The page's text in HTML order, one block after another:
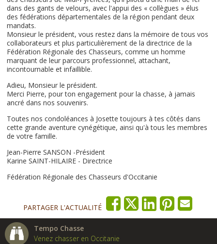
dans des gants de velours, avec l'appui des « collègues » élus
des fédérations départementales de la région pendant deux
mandats.
Monsieur le président, vous restez dans la mémoire de tous vos
collaborateurs et plus particulièrement de la directrice de la
Fédération Régionale des Chasseurs, comme un homme
marquant de leur parcours professionnel, attachant,
incontournable et infaillible.
Adieu, Monsieur le président.
Merci Pierre, pour ton engagement pour la chasse, à jamais
ancré dans nos souvenirs.
Toutes nos condoléances à Josette toujours à tes côtés dans
cette grande aventure cynégétique, ainsi qu'à tous les membres
de votre famille.
Jean-Pierre SANSON -Président
Karine SAINT-HILAIRE - Directrice
Fédération Régionale des Chasseurs d'Occitanie
PARTAGER L'ACTUALITÉ
Tempo Chasse
Venez chasser en Occitanie